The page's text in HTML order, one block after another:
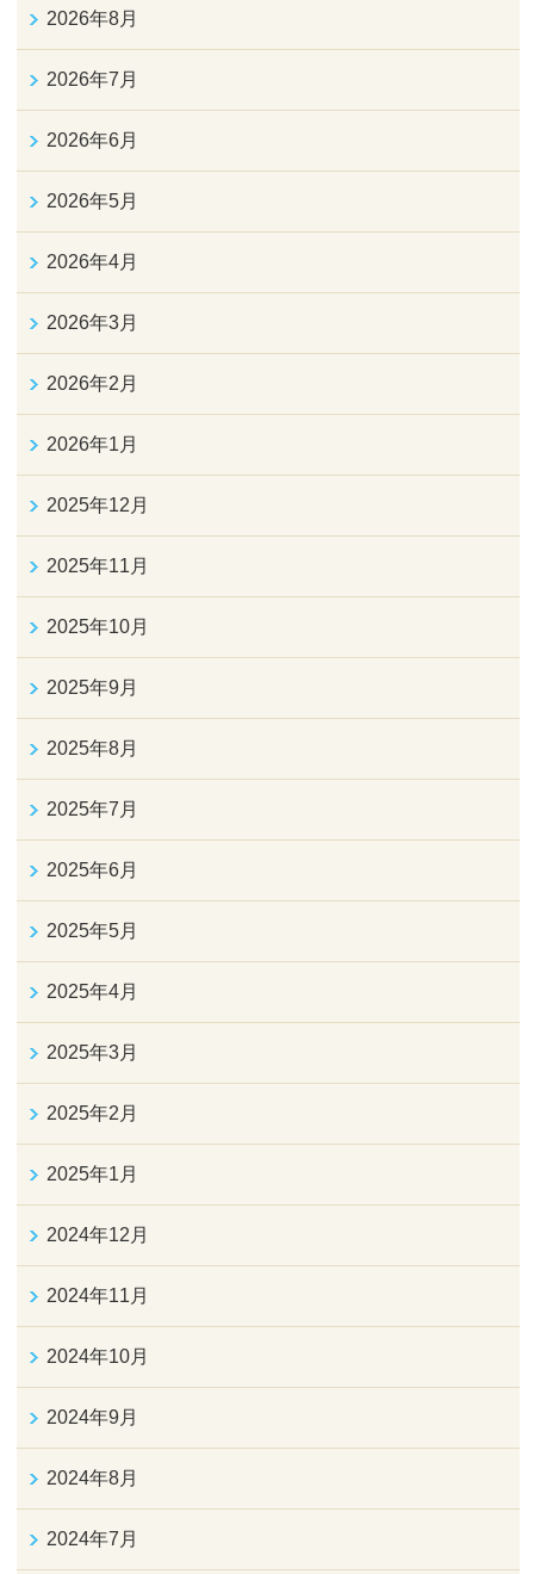
2026年8月
2026年7月
2026年6月
2026年5月
2026年4月
2026年3月
2026年2月
2026年1月
2025年12月
2025年11月
2025年10月
2025年9月
2025年8月
2025年7月
2025年6月
2025年5月
2025年4月
2025年3月
2025年2月
2025年1月
2024年12月
2024年11月
2024年10月
2024年9月
2024年8月
2024年7月